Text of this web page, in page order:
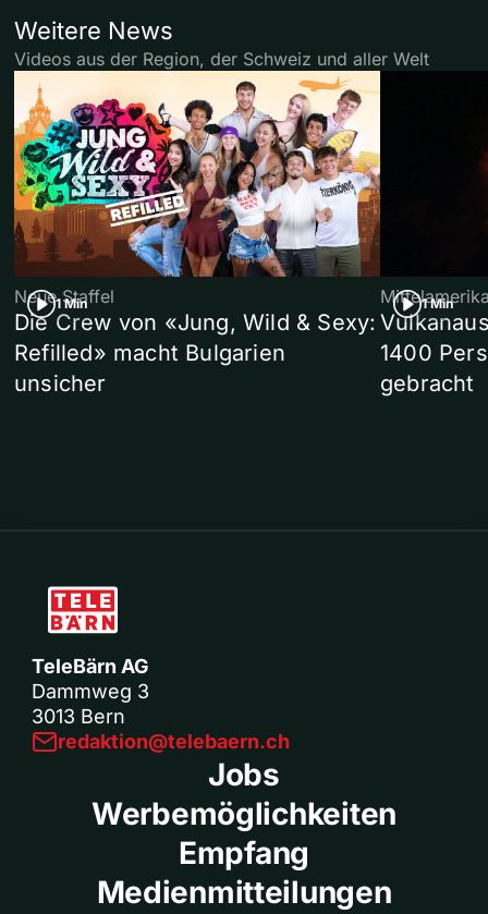
Weitere News
Videos aus der Region, der Schweiz und aller Welt
1 Min
Neue Staffel
Die Crew von «Jung, Wild & Sexy:
Refilled» macht Bulgarien
unsicher
1 Min
1400
gebracht
TeleBärn AG
Dammweg 3
3013 Bern
redaktion@telebaern.ch
Jobs
Werbemöglichkeiten
Empfang
Medienmitteilungen